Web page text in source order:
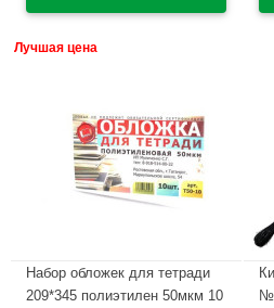
Лучшая цена
Набор обложек для тетради
209*345 полиэтилен 50мкм 10